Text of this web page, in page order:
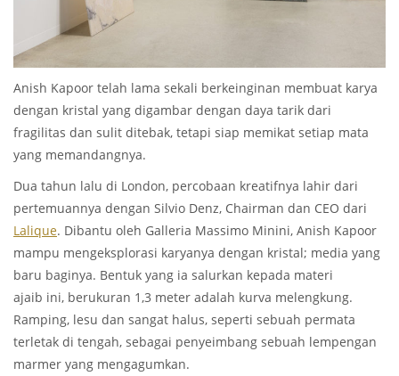
Anish Kapoor telah lama sekali berkeinginan membuat karya
dengan kristal yang digambar dengan daya tarik dari
fragilitas dan sulit ditebak, tetapi siap memikat setiap mata
yang memandangnya.
Dua tahun lalu di London, percobaan kreatifnya lahir dari
pertemuannya dengan Silvio Denz, Chairman dan CEO dari
Lalique. Dibantu oleh Galleria Massimo Minini, Anish Kapoor
mampu mengeksplorasi karyanya dengan kristal; media yang
baru baginya. Bentuk yang ia salurkan kepada materi
ajaib ini, berukuran 1,3 meter adalah kurva melengkung.
Ramping, lesu dan sangat halus, seperti sebuah permata
terletak di tengah, sebagai penyeimbang sebuah lempengan
marmer yang mengagumkan.